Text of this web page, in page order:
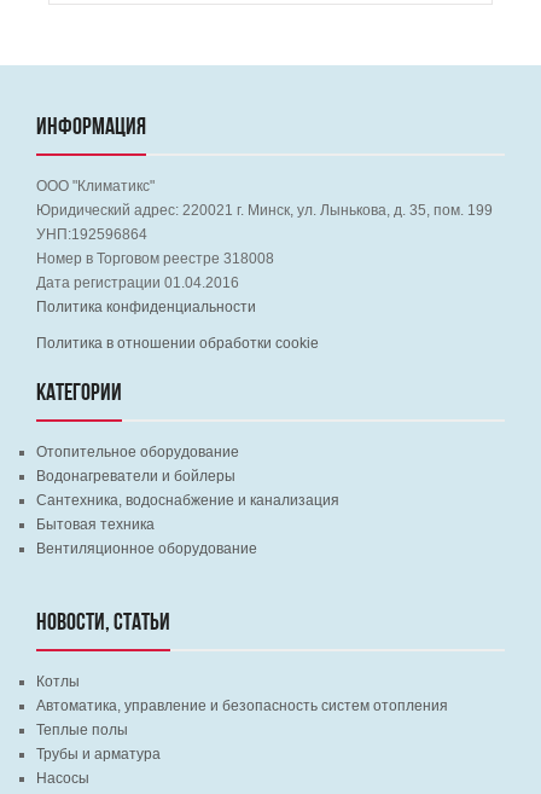
ИНФОРМАЦИЯ
ООО "Климатикс"
Юридический адрес: 220021 г. Минск, ул. Лынькова, д. 35, пом. 199
УНП:192596864
Номер в Торговом реестре 318008
Дата регистрации 01.04.2016
Политика конфиденциальности
Политика в отношении обработки cookie
КАТЕГОРИИ
Отопительное оборудование
Водонагреватели и бойлеры
Сантехника, водоснабжение и канализация
Бытовая техника
Вентиляционное оборудование
НОВОСТИ, СТАТЬИ
Котлы
Автоматика, управление и безопасность систем отопления
Теплые полы
Трубы и арматура
Насосы